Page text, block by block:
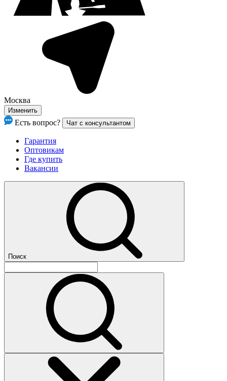
Москва
Изменить
Есть вопрос? Чат с консультантом
Гарантия
Оптовикам
Где купить
Вакансии
Поиск